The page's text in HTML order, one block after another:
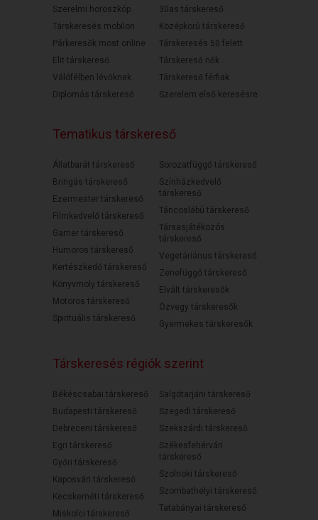
Szerelmi horoszkóp
Társkeresés mobilon
Párkeresők most online
Elit társkereső
Válófélben lévőknek
Diplomás társkereső
30as társkereső
Középkorú társkereső
Társkeresés 50 felett
Társkereső nők
Társkereső férfiak
Szerelem első keresésre
Tematikus társkereső
Állatbarát társkereső
Bringás társkereső
Ezermester társkereső
Filmkedvelő társkereső
Gamer társkereső
Humoros társkereső
Kertészkedő társkereső
Könyvmoly társkereső
Motoros társkereső
Spirituális társkereső
Sorozatfüggő társkereső
Színházkedvelő
társkereső
Táncoslábú társkereső
Társasjátékozós
társkereső
Vegetáriánus társkereső
Zenefüggő társkereső
Elvált társkeresők
Özvegy társkeresők
Gyermekes társkeresők
Társkeresés régiók szerint
Békéscsabai társkereső
Budapesti társkereső
Debreceni társkereső
Egri társkereső
Győri társkereső
Kaposvári társkereső
Kecskeméti társkereső
Miskolci társkereső
Salgótarjáni társkereső
Szegedi társkereső
Szekszárdi társkereső
Székesfehérvári
társkereső
Szolnoki társkereső
Szombathelyi társkereső
Tatabányai társkereső